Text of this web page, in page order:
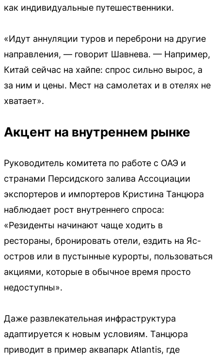
как индивидуальные путешественники.
«Идут аннуляции туров и переброни на другие
направления, — говорит Шавнева. — Например,
Китай сейчас на хайпе: спрос сильно вырос, а
за ним и цены. Мест на самолетах и в отелях не
хватает».
Акцент на внутреннем рынке
Руководитель комитета по работе с ОАЭ и
странами Персидского залива Ассоциации
экспортеров и импортеров Кристина Танцюра
наблюдает рост внутреннего спроса:
«Резиденты начинают чаще ходить в
рестораны, бронировать отели, ездить на Яс-
остров или в пустынные курорты, пользоваться
акциями, которые в обычное время просто
недоступны».
Даже развлекательная инфраструктура
адаптируется к новым условиям. Танцюра
приводит в пример аквапарк Atlantis, где